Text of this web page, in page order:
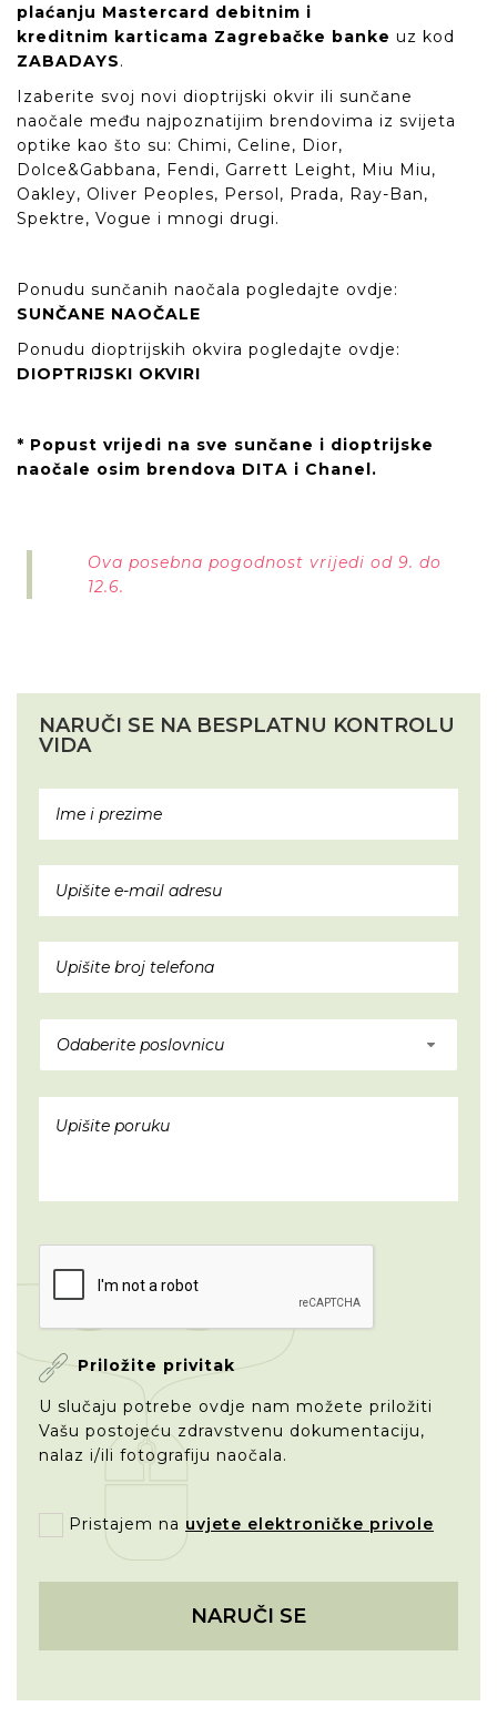
plaćanju Mastercard debitnim i
kreditnim karticama Zagrebačke banke uz kod
ZABADAYS.
Izaberite svoj novi dioptrijski okvir ili sunčane
naočale među najpoznatijim brendovima iz svijeta
optike kao što su: Chimi, Celine, Dior,
Dolce&Gabbana, Fendi, Garrett Leight, Miu Miu,
Oakley, Oliver Peoples, Persol, Prada, Ray-Ban,
Spektre, Vogue i mnogi drugi.
Ponudu sunčanih naočala pogledajte ovdje:
SUNČANE NAOČALE
Ponudu dioptrijskih okvira pogledajte ovdje:
DIOPTRIJSKI OKVIRI
* Popust vrijedi na sve sunčane i dioptrijske
naočale osim brendova DITA i Chanel.
Ova posebna pogodnost vrijedi od 9. do
12.6.
NARUČI SE NA BESPLATNU KONTROLU
VIDA
Odaberite poslovnicu
Priložite privitak
U slučaju potrebe ovdje nam možete priložiti
Vašu postojeću zdravstvenu dokumentaciju,
nalaz i/ili fotografiju naočala.
Pristajem na uvjete elektroničke privole
NARUČI SE